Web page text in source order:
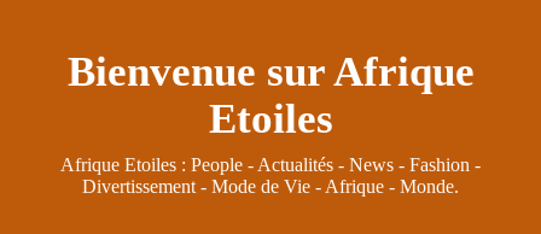
Bienvenue sur Afrique
Etoiles
Afrique Etoiles : People - Actualités - News - Fashion -
Divertissement - Mode de Vie - Afrique - Monde.